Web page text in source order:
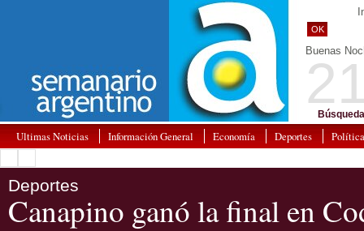
OK
Buenas
Ultimas Noticias Información General Economía Deportes Política
Deportes
Canapino ganó la final en